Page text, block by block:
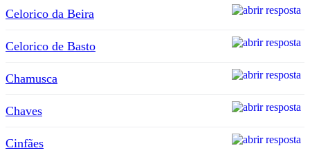
Celorico da Beira
Celorico de Basto
Chamusca
Chaves
Cinfães